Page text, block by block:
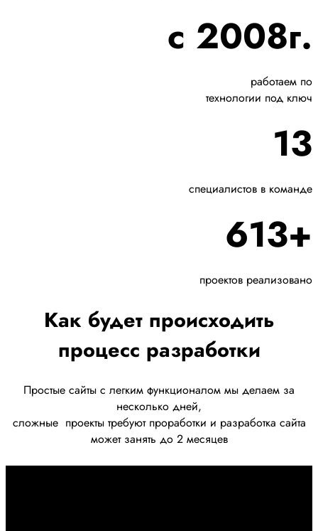
с 2008г.
работаем по
технологии под ключ
13
специалистов в команде
613+
проектов реализовано
Как будет происходить
процесс разработки
Простые сайты с легким функционалом мы делаем за
несколько дней,
сложные проекты требуют проработки и разработка сайта
может занять до 2 месяцев